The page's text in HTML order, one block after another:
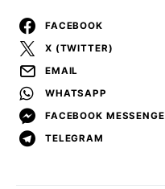
FACEBOOK
X (TWITTER)
EMAIL
WHATSAPP
FACEBOOK
TELEGRAM